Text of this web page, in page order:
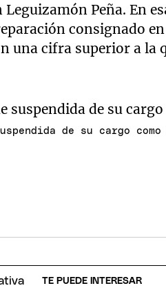
Peña. En
consignado
una cifra superior a la
de su cargo como
TE PUEDE INTERESAR